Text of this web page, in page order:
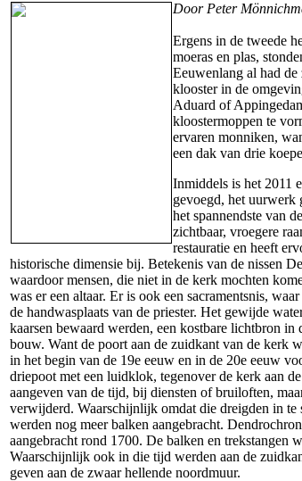
Door Peter
Ergens in de tweede
moeras en plas,
Eeuwenlang al had
klooster in de
Aduard of
kloostermoppen te
ervaren monniken,
een dak van drie
Inmiddels is het 2011
gevoegd, het uurwerk
het spannendste van
zichtbaar, vroegere
restauratie en heeft
historische dimensie bij. Betekenis van de nissen
waardoor mensen, die niet in de kerk mochten
was er een altaar. Er is ook een sacramentsnis,
de handwasplaats van de priester. Het gewijde
kaarsen bewaard werden, een kostbare lichtbron
bouw. Want de poort aan de zuidkant van de kerk
in het begin van de 19e eeuw en in de 20e eeuw
driepoot met een luidklok, tegenover de kerk aan
aangeven van de tijd, bij diensten of bruiloften,
verwijderd. Waarschijnlijk omdat die dreigden in te
werden nog meer balken aangebracht.
aangebracht rond 1700. De balken en trekstangen
Waarschijnlijk ook in die tijd werden aan de
geven aan de zwaar hellende noordmuur.